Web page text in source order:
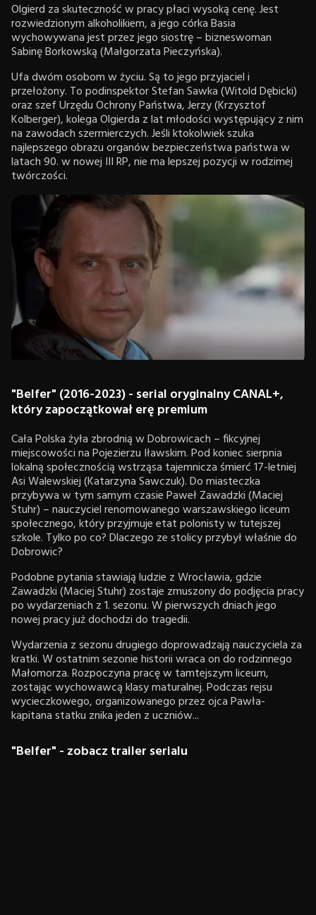
Olgierd za skuteczność w pracy płaci wysoką cenę. Jest
rozwiedzionym alkoholikiem, a jego córka Basia
wychowywana jest przez jego siostrę – bizneswoman
Sabinę Borkowską (Małgorzata Pieczyńska).
Ufa dwóm osobom w życiu. Są to jego przyjaciel i
przełożony. To podinspektor Stefan Sawka (Witold Dębicki)
oraz szef Urzędu Ochrony Państwa, Jerzy (Krzysztof
Kolberger), kolega Olgierda z lat młodości występujący z nim
na zawodach szermierczych. Jeśli ktokolwiek szuka
najlepszego obrazu organów bezpieczeństwa państwa w
latach 90. w nowej III RP, nie ma lepszej pozycji w rodzimej
twórczości.
"Belfer" (2016-2023) - serial oryginalny CANAL+,
który zapoczątkował erę premium
Cała Polska żyła zbrodnią w Dobrowicach – fikcyjnej
miejscowości na Pojezierzu Iławskim. Pod koniec sierpnia
lokalną społecznością wstrząsa tajemnicza śmierć 17-letniej
Asi Walewskiej (Katarzyna Sawczuk). Do miasteczka
przybywa w tym samym czasie Paweł Zawadzki (Maciej
Stuhr) – nauczyciel renomowanego warszawskiego liceum
społecznego, który przyjmuje etat polonisty w tutejszej
szkole. Tylko po co? Dlaczego ze stolicy przybył właśnie do
Dobrowic?
Podobne pytania stawiają ludzie z Wrocławia, gdzie
Zawadzki (Maciej Stuhr) zostaje zmuszony do podjęcia pracy
po wydarzeniach z 1. sezonu. W pierwszych dniach jego
nowej pracy już dochodzi do tragedii.
Wydarzenia z sezonu drugiego doprowadzają nauczyciela za
kratki. W ostatnim sezonie historii wraca on do rodzinnego
Małomorza. Rozpoczyna pracę w tamtejszym liceum,
zostając wychowawcą klasy maturalnej. Podczas rejsu
wycieczkowego, organizowanego przez ojca Pawła-
kapitana statku znika jeden z uczniów...
"Belfer" - zobacz trailer serialu